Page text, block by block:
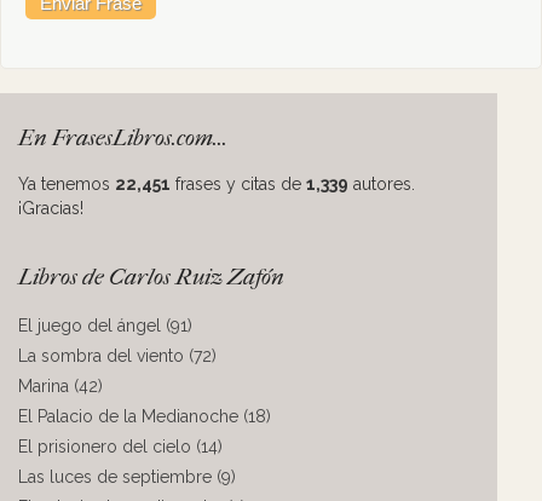
En FrasesLibros.com...
Ya tenemos 22,451 frases y citas de 1,339 autores.
¡Gracias!
Libros de Carlos Ruiz Zafón
El juego del ángel (91)
La sombra del viento (72)
Marina (42)
El Palacio de la Medianoche (18)
El prisionero del cielo (14)
Las luces de septiembre (9)